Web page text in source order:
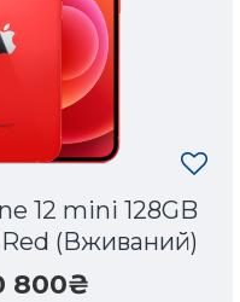
12 mini 128GB
(Вживаний)
800₴